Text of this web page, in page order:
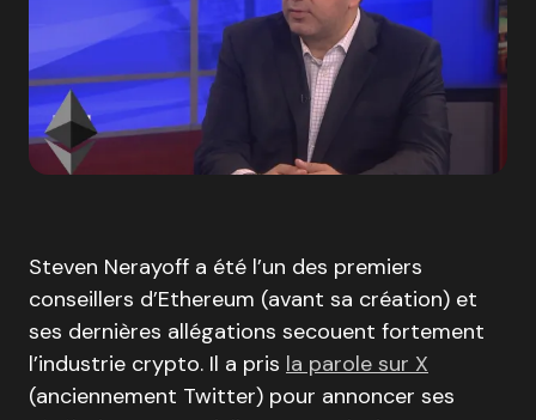
Steven Nerayoff a été l’un des premiers
conseillers d’Ethereum (avant sa création) et
ses dernières allégations secouent fortement
l’industrie crypto. Il a pris la parole sur X
(anciennement Twitter) pour annoncer ses